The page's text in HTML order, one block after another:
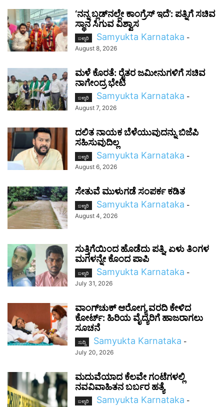
‘ನನ್ನ ಬ್ಲಡ್‌ನಲ್ಲೇ ಕಾಂಗ್ರೆಸ್ ಇದೆ’: ಪತ್ನಿಗೆ ಸಚಿವ
ಸ್ಥಾನ ಸಿಗುವ ವಿಶ್ವಾಸ
ಬಳ್ಳಾರಿ Samyukta Karnataka -
August 8, 2026
ಮಳೆ ಕೊರತೆ: ರೈತರ ಜಮೀನುಗಳಿಗೆ ಸಚಿವ
ನಾಗೇಂದ್ರ ಭೇಟಿ
ಬಳ್ಳಾರಿ Samyukta Karnataka -
August 7, 2026
ದಲಿತ ನಾಯಕ ಬೆಳೆಯುವುದನ್ನು ಬಿಜೆಪಿ
ಸಹಿಸುವುದಿಲ್ಲ
ಬಳ್ಳಾರಿ Samyukta Karnataka -
August 6, 2026
ಸೇತುವೆ ಮುಳುಗಡೆ ಸಂಪರ್ಕ ಕಡಿತ
ಬಳ್ಳಾರಿ Samyukta Karnataka -
August 4, 2026
ಸುತ್ತಿಗೆಯಿಂದ ಹೊಡೆದು ಪತ್ನಿ, ಏಳು ತಿಂಗಳ
ಮಗಳನ್ನೇ ಕೊಂದ ಪಾಪಿ
ಬಳ್ಳಾರಿ Samyukta Karnataka -
July 31, 2026
ವಾಂಗ್‌ಚುಕ್ ಆರೋಗ್ಯ ವರದಿ ಕೇಳಿದ
ಕೋರ್ಟ್: ಹಿರಿಯ ವೈದ್ಯರಿಗೆ ಹಾಜರಾಗಲು
ಸೂಚನೆ
ಸುದ್ದಿ Samyukta Karnataka -
July 20, 2026
ಮದುವೆಯಾದ ಕೆಲವೇ ಗಂಟೆಗಳಲ್ಲಿ
ನವವಿವಾಹಿತನ ಬರ್ಬರ ಹತ್ಯೆ
ಬಳ್ಳಾರಿ Samyukta Karnataka -